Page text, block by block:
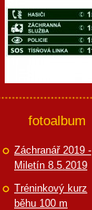
fotoalbum
Záchranář 2019 -
Miletín 8.5.2019
Tréninkový kurz
běhu 100 m